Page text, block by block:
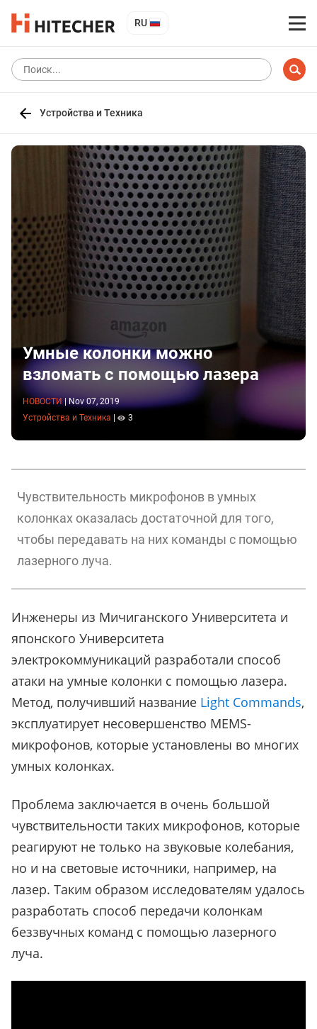
RU
Устройства и Техника
Умные колонки можно
взломать с помощью лазера
НОВОСТИ | Nov 07, 2019
Устройства и Техника
3
Чувствительность микрофонов в умных
колонках оказалась достаточной для того,
чтобы передавать на них команды с помощью
лазерного луча.
Инженеры из Мичиганского Университета и
японского Университета
электрокоммуникаций разработали способ
атаки на умные колонки с помощью лазера.
Метод, получивший название Light Commands,
эксплуатирует несовершенство MEMS-
микрофонов, которые установлены во многих
умных колонках.
Проблема заключается в очень большой
чувствительности таких микрофонов, которые
реагируют не только на звуковые колебания,
но и на световые источники, например, на
лазер. Таким образом исследователям удалось
разработать способ передачи колонкам
беззвучных команд с помощью лазерного
луча.